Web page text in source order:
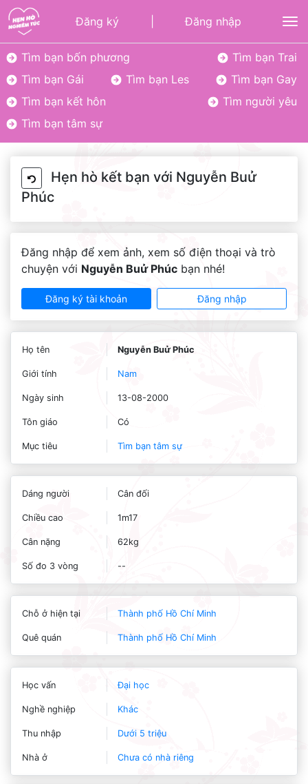
Đăng ký Đăng nhập
Tìm bạn bốn phương
Tìm bạn Trai
Tìm bạn Gái
Tìm bạn Les
Tìm bạn Gay
Tìm bạn kết hôn
Tìm người yêu
Tìm bạn tâm sự
Hẹn hò kết bạn với Nguyễn Buử
Phúc
Đăng nhập để xem ảnh, xem số điện thoại và trò
chuyện với Nguyễn Buử Phúc bạn nhé!
Đăng ký tài khoản Đăng nhập
Họ tên Nguyễn Buử Phúc
Giới tính Nam
Ngày sinh 13-08-2000
Tôn giáo Có
Mục tiêu Tìm bạn tâm sự
Dáng người Cân đối
Chiều cao 1m17
Cân nặng 62kg
Số đo 3 vòng --
Chỗ ở hiện tại Thành phố Hồ Chí Minh
Quê quán Thành phố Hồ Chí Minh
Học vấn Đại học
Nghề nghiệp Khác
Thu nhập Dưới 5 triệu
Nhà ở Chưa có nhà riêng